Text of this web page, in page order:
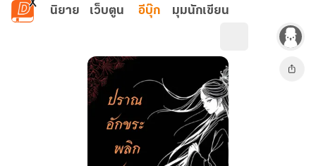
ข้ามไปยังเนื้อหาหลัก
นิยาย เว็บตูน อีบุ๊ก มุมนักเขียน